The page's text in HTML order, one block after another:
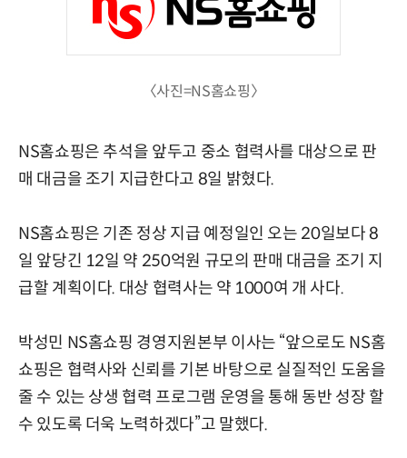
〈사진=NS홈쇼핑〉
NS홈쇼핑은 추석을 앞두고 중소 협력사를 대상으로 판
매 대금을 조기 지급한다고 8일 밝혔다.
NS홈쇼핑은 기존 정상 지급 예정일인 오는 20일보다 8
일 앞당긴 12일 약 250억원 규모의 판매 대금을 조기 지
급할 계획이다. 대상 협력사는 약 1000여 개 사다.
박성민 NS홈쇼핑 경영지원본부 이사는 “앞으로도 NS홈
쇼핑은 협력사와 신뢰를 기본 바탕으로 실질적인 도움을
줄 수 있는 상생 협력 프로그램 운영을 통해 동반 성장 할
수 있도록 더욱 노력하겠다”고 말했다.